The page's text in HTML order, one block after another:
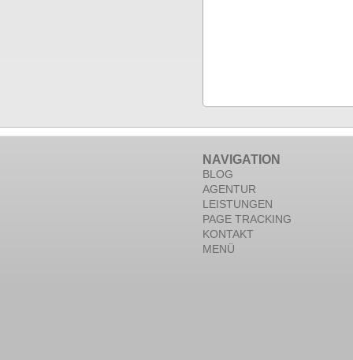
NAVIGATION
BLOG
AGENTUR
LEISTUNGEN
PAGE TRACKING
KONTAKT
MENÜ